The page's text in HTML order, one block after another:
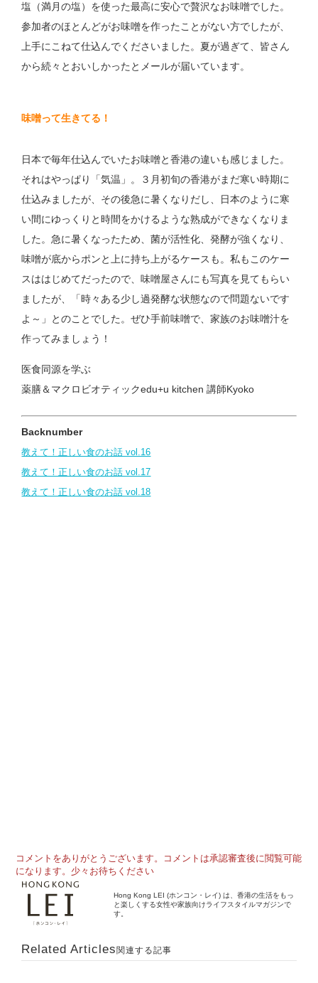
塩（満月の塩）を使った最高に安心で贅沢なお味噌でした。
参加者のほとんどがお味噌を作ったことがない方でしたが、
上手にこねて仕込んでくださいました。夏が過ぎて、皆さん
から続々とおいしかったとメールが届いています。
味噌って生きてる！
日本で毎年仕込んでいたお味噌と香港の違いも感じました。
それはやっぱり「気温」。３月初旬の香港がまだ寒い時期に
仕込みましたが、その後急に暑くなりだし、日本のように寒
い間にゆっくりと時間をかけるような熟成ができなくなりま
した。急に暑くなったため、菌が活性化、発酵が強くなり、
味噌が底からポンと上に持ち上がるケースも。私もこのケー
スははじめてだったので、味噌屋さんにも写真を見てもらい
ましたが、「時々ある少し過発酵な状態なので問題ないです
よ～」とのことでした。ぜひ手前味噌で、家族のお味噌汁を
作ってみましょう！
医食同源を学ぶ
薬膳＆マクロビオティックedu+u kitchen 講師Kyoko
Backnumber
教えて！正しい食のお話 vol.16
教えて！正しい食のお話 vol.17
教えて！正しい食のお話 vol.18
コメントをありがとうございます。コメントは承認審査後に閲覧可能
になります。少々お待ちください
Hong Kong LEI (ホンコン・レイ) は、香港の生活をもっ
と楽しくする女性や家族向けライフスタイルマガジンで
す。
Related Articles 関連する記事